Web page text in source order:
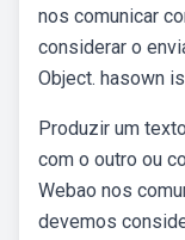
nos comunicar
considerar o
Object. hasown
Produzir um
com o outro ou
Webao nos
devemos